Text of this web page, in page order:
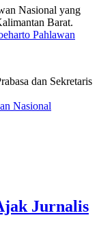
Pahlawan
Nasional
Jurnalis